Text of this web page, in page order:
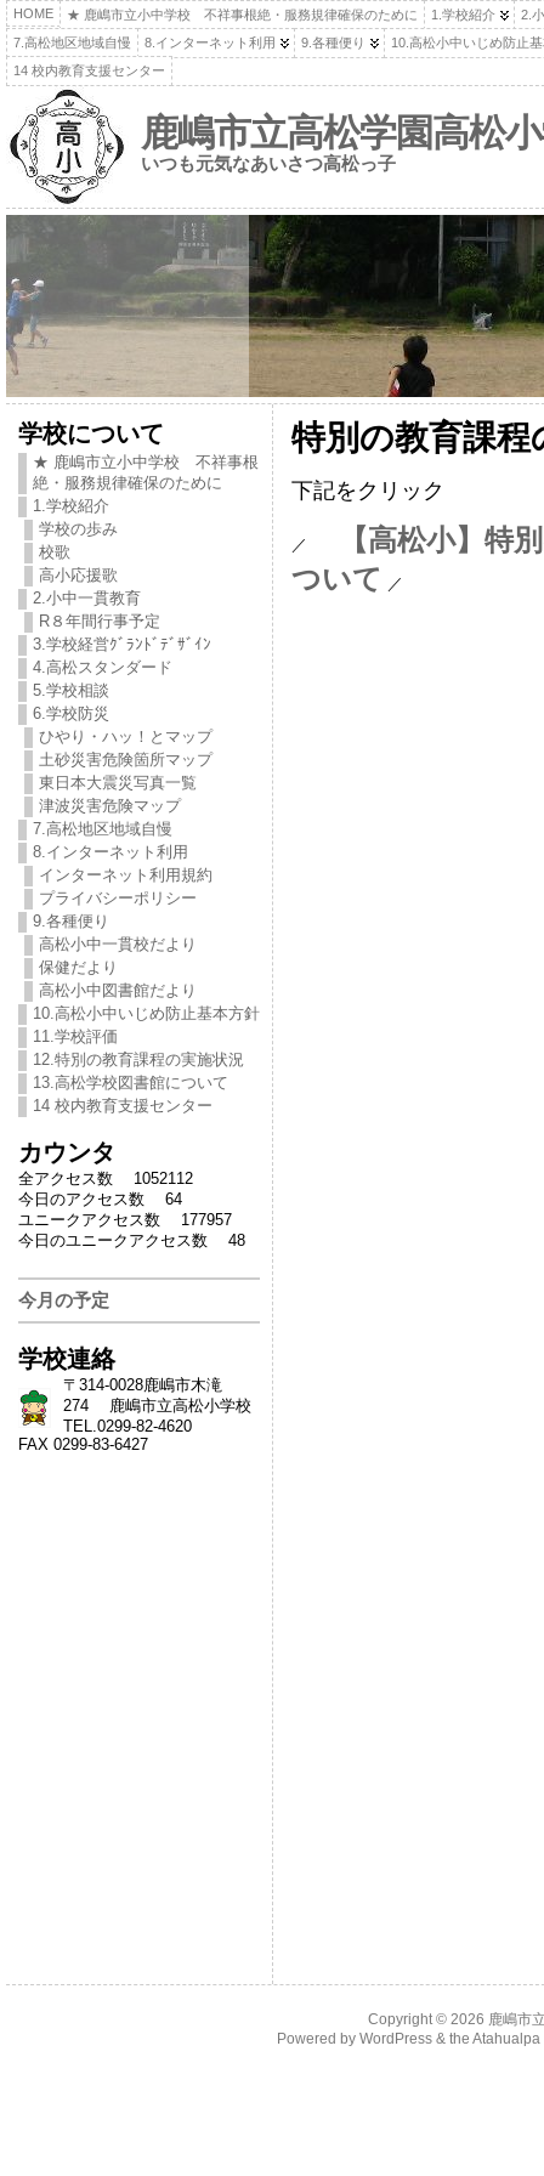
HOME ★ 鹿嶋市立小中学校 不祥事根絶・服務規律確保のために 1.学校紹介
2.
7.高松地区地域自慢
8.インターネット利用 9.各種便り
10.高松小中いじめ防止
14 校内教育支援センター
鹿嶋市立高松学園高松
いつも元気なあいさつ高松っ子
学校について
★ 鹿嶋市立小中学校 不祥事根
絶・服務規律確保のために
1.学校紹介
学校の歩み
校歌
高小応援歌
2.小中一貫教育
R８年間行事予定
3.学校経営ｸﾞﾗﾝﾄﾞﾃﾞｻﾞｲﾝ
4.高松スタンダード
5.学校相談
6.学校防災
ひやり・ハッ！とマップ
土砂災害危険箇所マップ
東日本大震災写真一覧
津波災害危険マップ
7.高松地区地域自慢
8.インターネット利用
インターネット利用規約
プライバシーポリシー
9.各種便り
高松小中一貫校だより
保健だより
高松小中図書館だより
10.高松小中いじめ防止基本方針
11.学校評価
12.特別の教育課程の実施状況
13.高松学校図書館について
14 校内教育支援センター
カウンタ
全アクセス数 1052112
今日のアクセス数 64
ユニークアクセス数 177957
今日のユニークアクセス数 48
今月の予定
学校連絡
〒314-0028鹿嶋市木滝
274 鹿嶋市立高松小学校
TEL.0299-82-4620
FAX 0299-83-6427
特別の教育課
下記をクリック
／
【高松小】特
ついて
／
Copyright © 2026 鹿嶋市
Powered by WordPress& the Atahualpa